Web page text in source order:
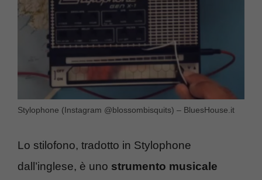
Stylophone (Instagram @blossombisquits) – BluesHouse.it
Lo stilofono, tradotto in Stylophone
dall’inglese, è uno strumento musicale